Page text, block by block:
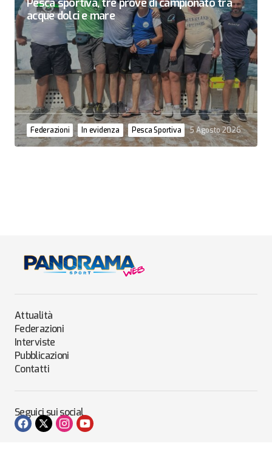
Pesca sportiva, tre prove di campionato tra
acque dolci e mare
Federazioni In evidenza Pesca Sportiva 5 Agosto 2026
Attualità
Federazioni
Interviste
Pubblicazioni
Contatti
Seguici sui social